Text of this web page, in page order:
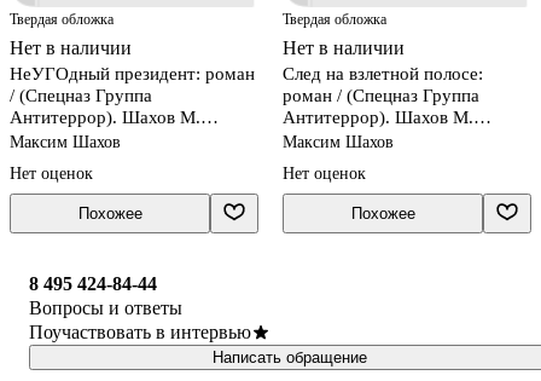
Твердая обложка
Нет в наличии
НеУГОдный президент: роман
/ (Спецназ Группа
Антитеррор). Шахов М.
(Эксмо)
Максим Шахов
Нет оценок
Похожее
Твердая обложка
Нет в наличии
След на взлетной полосе:
роман / (Спецназ Группа
Антитеррор). Шахов М.
(Эксмо)
Максим Шахов
Нет оценок
Похожее
8 495 424-84-44
Вопросы и ответы
Поучаствовать в интервью
Написать обращение